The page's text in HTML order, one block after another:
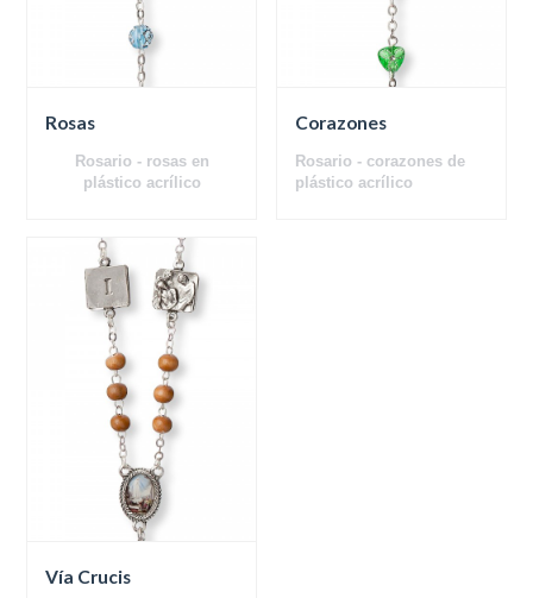
Rosas
Rosario - rosas en
plástico acrílico
Corazones
Rosario - corazones de
plástico acrílico
Vía Crucis